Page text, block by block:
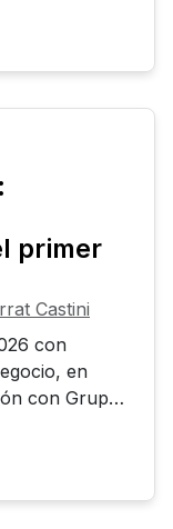
primer
Castini
con
en
con Grupo